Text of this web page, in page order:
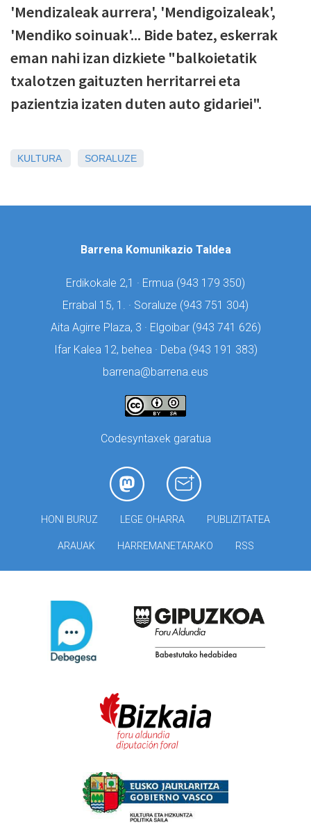
'Mendizaleak aurrera', 'Mendigoizaleak',
'Mendiko soinuak'... Bide batez, eskerrak
eman nahi izan dizkiete "balkoietatik
txalotzen gaituzten herritarrei eta
pazientzia izaten duten auto gidariei".
KULTURA SORALUZE
Barrena Komunikazio Taldea
Erdikokale 2,1 · Ermua (943 179 350)
Errabal 15, 1. · Soraluze (943 751 304)
Aita Agirre Plaza, 3 · Elgoibar (943 741 626)
Ifar Kalea 12, behea · Deba (943 191 383)
barrena@barrena.eus
Codesyntaxek garatua
HONI BURUZ LEGE OHARRA PUBLIZITATEA
ARAUAK HARREMANETARAKO RSS